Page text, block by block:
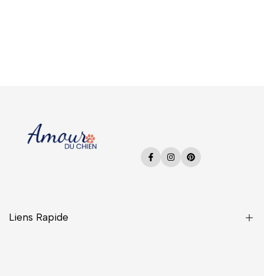
Facebook
InstagramPinterest
Liens Rapide